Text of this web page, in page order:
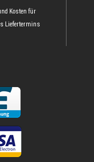
Kosten für
Liefertermins